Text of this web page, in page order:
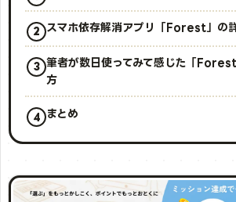
スマホ依存解消アプリ「Forest」の
筆者が数日使ってみて感じた「
方
まとめ